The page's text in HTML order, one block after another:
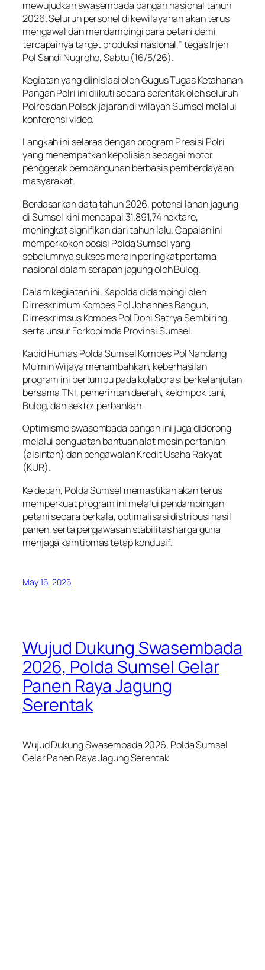
mewujudkan swasembada pangan nasional tahun
2026. Seluruh personel di kewilayahan akan terus
mengawal dan mendampingi para petani demi
tercapainya target produksi nasional,” tegas Irjen
Pol Sandi Nugroho, Sabtu (16/5/26).
Kegiatan yang diinisiasi oleh Gugus Tugas Ketahanan
Pangan Polri ini diikuti secara serentak oleh seluruh
Polres dan Polsek jajaran di wilayah Sumsel melalui
konferensi video.
Langkah ini selaras dengan program Presisi Polri
yang menempatkan kepolisian sebagai motor
penggerak pembangunan berbasis pemberdayaan
masyarakat.
Berdasarkan data tahun 2026, potensi lahan jagung
di Sumsel kini mencapai 31.891,74 hektare,
meningkat signifikan dari tahun lalu. Capaian ini
memperkokoh posisi Polda Sumsel yang
sebelumnya sukses meraih peringkat pertama
nasional dalam serapan jagung oleh Bulog.
Dalam kegiatan ini, Kapolda didampingi oleh
Dirreskrimum Kombes Pol Johannes Bangun,
Dirreskrimsus Kombes Pol Doni Satrya Sembiring,
serta unsur Forkopimda Provinsi Sumsel.
Kabid Humas Polda Sumsel Kombes Pol Nandang
Mu’min Wijaya menambahkan, keberhasilan
program ini bertumpu pada kolaborasi berkelanjutan
bersama TNI, pemerintah daerah, kelompok tani,
Bulog, dan sektor perbankan.
Optimisme swasembada pangan ini juga didorong
melalui penguatan bantuan alat mesin pertanian
(alsintan) dan pengawalan Kredit Usaha Rakyat
(KUR).
Ke depan, Polda Sumsel memastikan akan terus
memperkuat program ini melalui pendampingan
petani secara berkala, optimalisasi distribusi hasil
panen, serta pengawasan stabilitas harga guna
menjaga kamtibmas tetap kondusif.
May 16, 2026
Wujud Dukung Swasembada
2026, Polda Sumsel Gelar
Panen Raya Jagung
Serentak
Wujud Dukung Swasembada 2026, Polda Sumsel
Gelar Panen Raya Jagung Serentak